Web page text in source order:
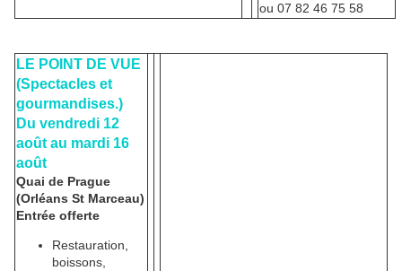
ou 07 82 46 75 58
LE POINT DE VUE
(Spectacles et
gourmandises.)
Du vendredi 12
août au mardi 16
août
Quai de Prague
(Orléans St Marceau)
Entrée offerte
Restauration,
boissons,